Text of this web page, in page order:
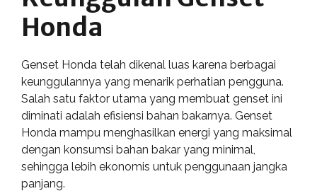
Honda
Genset Honda telah dikenal luas karena berbagai
keunggulannya yang menarik perhatian pengguna.
Salah satu faktor utama yang membuat genset ini
diminati adalah efisiensi bahan bakarnya. Genset
Honda mampu menghasilkan energi yang maksimal
dengan konsumsi bahan bakar yang minimal,
sehingga lebih ekonomis untuk penggunaan jangka
panjang.